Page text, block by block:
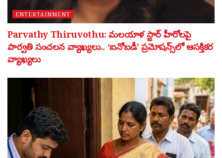
ENTERTAINMENT
Parvathy Thiruvothu: మలయాళ స్టార్ హీరోలపై
పార్వతి సంచలన వ్యాఖ్యలు.. ‘ఐనోబడీ’ ప్రమోషన్స్‌లో ఆసక్తికర
వ్యాఖ్యలు